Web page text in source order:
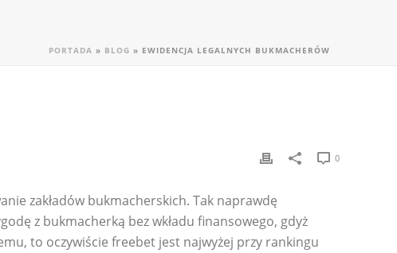
PORTADA » BLOG » EWIDENCJA LEGALNYCH BUKMACHERÓW
0
zakładów bukmacherskich. Tak naprawdę
z bukmacherką bez wkładu finansowego, gdyż
to oczywiście freebet jest najwyżej przy rankingu